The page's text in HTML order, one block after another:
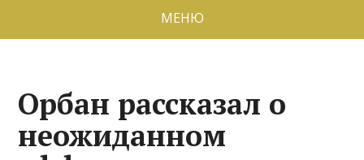
МЕНЮ
Орбан рассказал о
неожиданном